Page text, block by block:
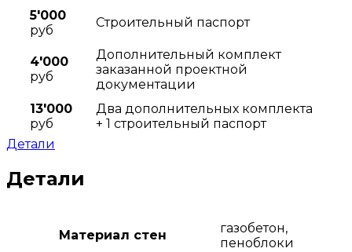
5'000
руб
Строительный паспорт
4'000
руб
Дополнительный комплект
заказанной проектной
документации
13'000
руб
Два дополнительных комплекта
+ 1 строительный паспорт
Детали
Детали
Материал стен
газобетон,
пеноблоки